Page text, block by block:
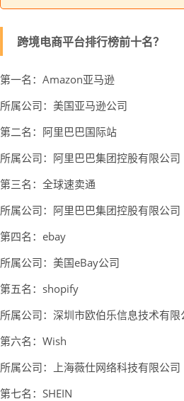
跨境电商平台排行榜前十名？
第一名：Amazon亚马逊
所属公司：美国亚马逊公司
第二名：阿里巴巴国际站
所属公司：阿里巴巴集团控股有限公司
第三名：全球速卖通
所属公司：阿里巴巴集团控股有限公司
第四名：ebay
所属公司：美国eBay公司
第五名：shopify
所属公司：深圳市欧伯乐信息技术有限
第六名：Wish
所属公司：上海薇仕网络科技有限公司
第七名：SHEIN